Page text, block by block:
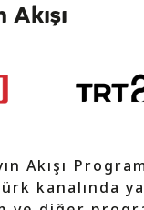
Akışı
Akışı
kanalında